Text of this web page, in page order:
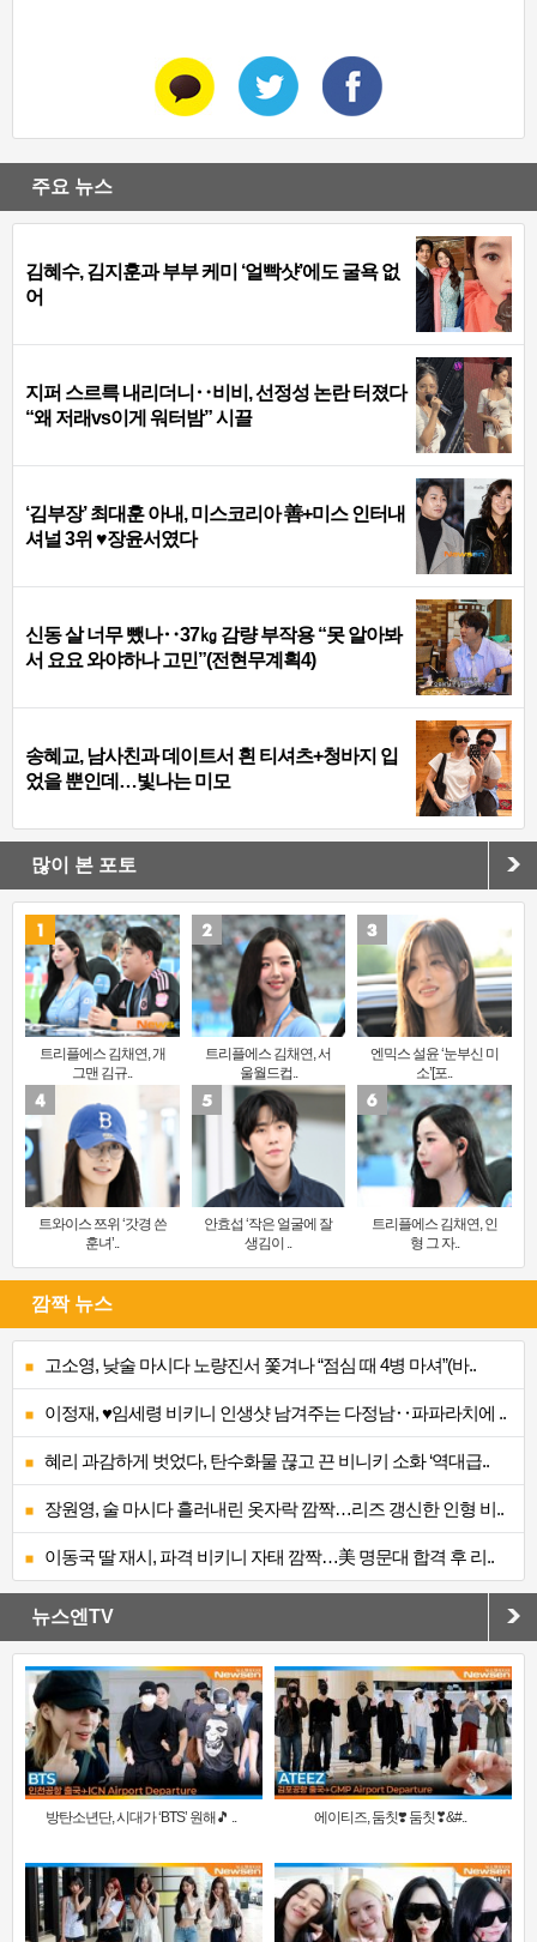
주요 뉴스
김혜수, 김지훈과 부부 케미 ‘얼빡샷’에도 굴욕 없
어
지퍼 스르륵 내리더니‥비비, 선정성 논란 터졌다
“왜 저래vs이게 워터밤” 시끌
‘김부장’ 최대훈 아내, 미스코리아 善+미스 인터내
셔널 3위 ♥장윤서였다
신동 살 너무 뺐나‥37㎏ 감량 부작용 “못 알아봐
서 요요 와야하나 고민”(전현무계획4)
송혜교, 남사친과 데이트서 흰 티셔츠+청바지 입
었을 뿐인데…빛나는 미모
많이 본 포토
트리플에스 김채연, 개
그맨 김규..
트리플에스 김채연, 서
울월드컵..
엔믹스 설윤 ‘눈부신 미
소’[포..
트와이스 쯔위 ‘갓경 쓴
훈녀’..
안효섭 ‘작은 얼굴에 잘
생김이 ..
트리플에스 김채연, 인
형 그 자..
깜짝 뉴스
고소영, 낮술 마시다 노량진서 쫓겨나 “점심 때 4병 마셔”(바..
이정재, ♥임세령 비키니 인생샷 남겨주는 다정남‥파파라치에 ..
혜리 과감하게 벗었다, 탄수화물 끊고 끈 비니키 소화 ‘역대급..
장원영, 술 마시다 흘러내린 옷자락 깜짝…리즈 갱신한 인형 비..
이동국 딸 재시, 파격 비키니 자태 깜짝…美 명문대 합격 후 리..
뉴스엔TV
방탄소년단, 시대가 ‘BTS’ 원해🎵 .. 에이티즈, 둠칫❣️ 둠칫❣&#..